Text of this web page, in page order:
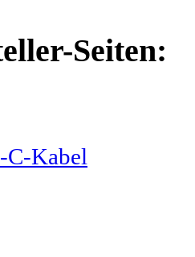
Seiten:
C-Kabel